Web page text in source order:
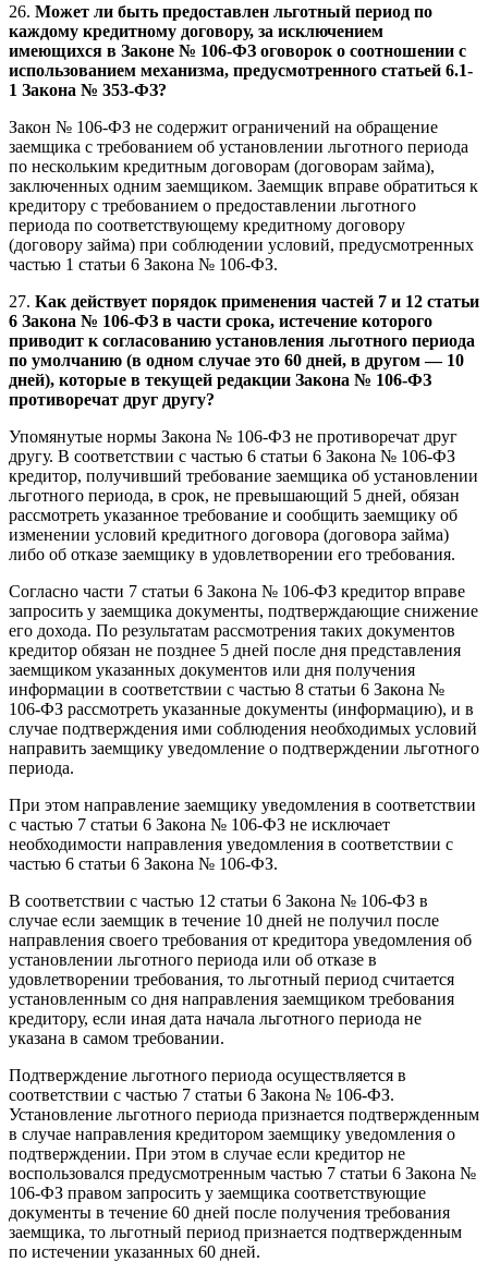
26. Может ли быть предоставлен льготный период по
каждому кредитному договору, за исключением
имеющихся в Законе № 106-ФЗ оговорок о соотношении с
использованием механизма, предусмотренного статьей 6.1-
1 Закона № 353-ФЗ?
Закон № 106-ФЗ не содержит ограничений на обращение
заемщика с требованием об установлении льготного периода
по нескольким кредитным договорам (договорам займа),
заключенных одним заемщиком. Заемщик вправе обратиться к
кредитору с требованием о предоставлении льготного
периода по соответствующему кредитному договору
(договору займа) при соблюдении условий, предусмотренных
частью 1 статьи 6 Закона № 106-ФЗ.
27. Как действует порядок применения частей 7 и 12 статьи
6 Закона № 106-ФЗ в части срока, истечение которого
приводит к согласованию установления льготного периода
по умолчанию (в одном случае это 60 дней, в другом — 10
дней), которые в текущей редакции Закона № 106-ФЗ
противоречат друг другу?
Упомянутые нормы Закона № 106-ФЗ не противоречат друг
другу. В соответствии с частью 6 статьи 6 Закона № 106-ФЗ
кредитор, получивший требование заемщика об установлении
льготного периода, в срок, не превышающий 5 дней, обязан
рассмотреть указанное требование и сообщить заемщику об
изменении условий кредитного договора (договора займа)
либо об отказе заемщику в удовлетворении его требования.
Согласно части 7 статьи 6 Закона № 106-ФЗ кредитор вправе
запросить у заемщика документы, подтверждающие снижение
его дохода. По результатам рассмотрения таких документов
кредитор обязан не позднее 5 дней после дня представления
заемщиком указанных документов или дня получения
информации в соответствии с частью 8 статьи 6 Закона №
106-ФЗ рассмотреть указанные документы (информацию), и в
случае подтверждения ими соблюдения необходимых условий
направить заемщику уведомление о подтверждении льготного
периода.
При этом направление заемщику уведомления в соответствии
с частью 7 статьи 6 Закона № 106-ФЗ не исключает
необходимости направления уведомления в соответствии с
частью 6 статьи 6 Закона № 106-ФЗ.
В соответствии с частью 12 статьи 6 Закона № 106-ФЗ в
случае если заемщик в течение 10 дней не получил после
направления своего требования от кредитора уведомления об
установлении льготного периода или об отказе в
удовлетворении требования, то льготный период считается
установленным со дня направления заемщиком требования
кредитору, если иная дата начала льготного периода не
указана в самом требовании.
Подтверждение льготного периода осуществляется в
соответствии с частью 7 статьи 6 Закона № 106-ФЗ.
Установление льготного периода признается подтвержденным
в случае направления кредитором заемщику уведомления о
подтверждении. При этом в случае если кредитор не
воспользовался предусмотренным частью 7 статьи 6 Закона №
106-ФЗ правом запросить у заемщика соответствующие
документы в течение 60 дней после получения требования
заемщика, то льготный период признается подтвержденным
по истечении указанных 60 дней.